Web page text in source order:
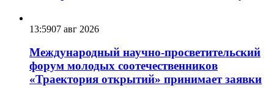
13:5907 авг 2026
Международный научно-просветительский
форум молодых соотечественников
«Траектория открытий» принимает заявки